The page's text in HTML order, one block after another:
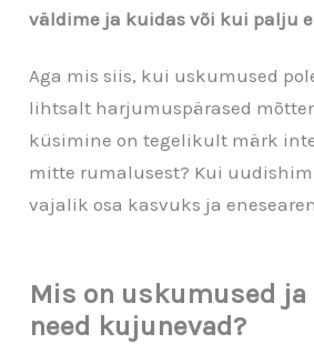
väldime ja kuidas või kui palju
Aga mis siis, kui uskumused
lihtsalt harjumuspärased
küsimine on tegelikult märk
mitte rumalusest? Kui
vajalik osa kasvuks ja
Mis on uskumused
need kujunevad?